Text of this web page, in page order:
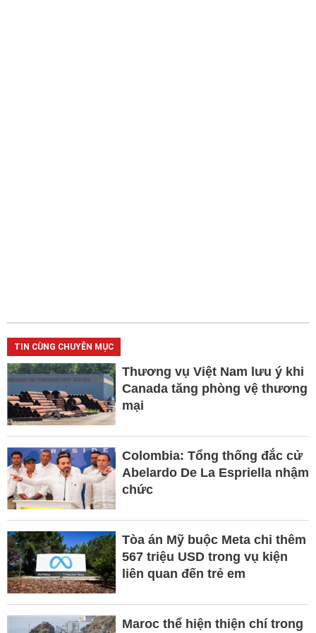
TIN CÙNG CHUYÊN MỤC
Thương vụ Việt Nam lưu ý khi
Canada tăng phòng vệ thương
mại
Colombia: Tổng thống đắc cử
Abelardo De La Espriella nhậm
chức
Tòa án Mỹ buộc Meta chi thêm
567 triệu USD trong vụ kiện
liên quan đến trẻ em
Maroc thể hiện thiện chí trong